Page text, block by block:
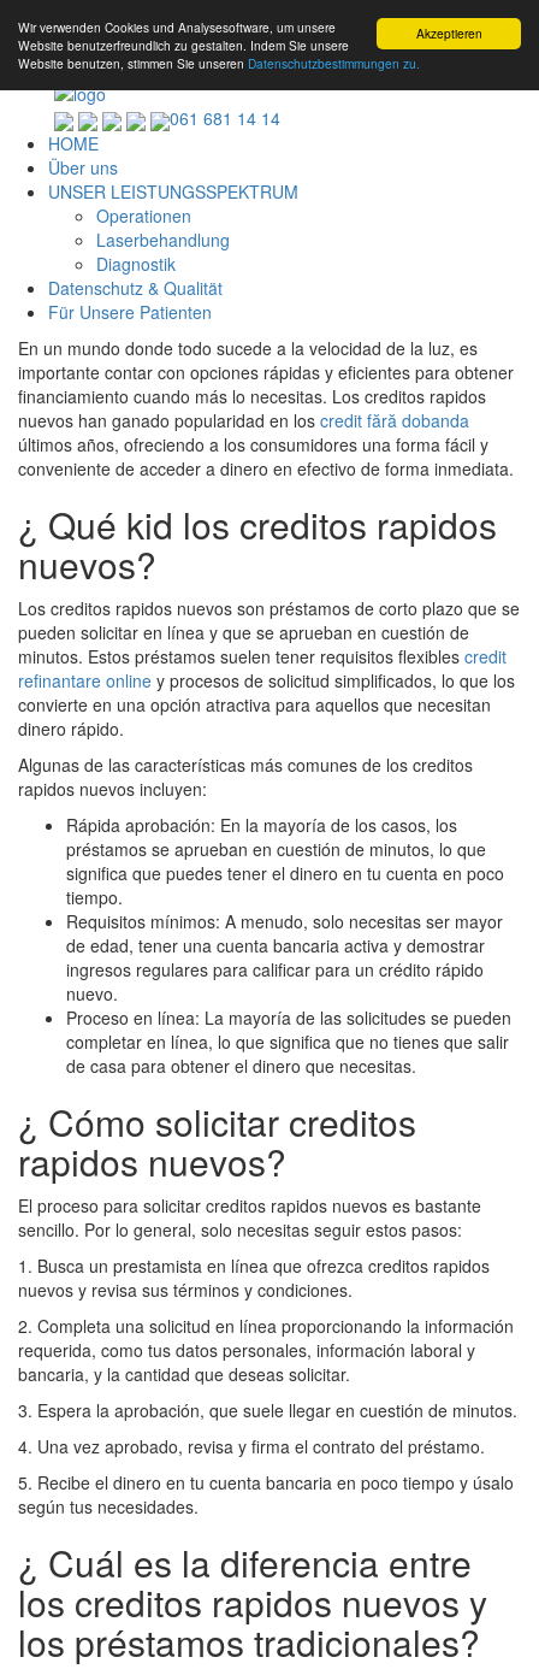
Akzeptieren
Wir verwenden Cookies und Analysesoftware, um unsere
Website benutzerfreundlich zu gestalten. Indem Sie unsere
Website benutzen, stimmen Sie unseren Datenschutzbestimmungen zu.
061 681 14 14
HOME
Über uns
UNSER LEISTUNGSSPEKTRUM
Operationen
Laserbehandlung
Diagnostik
Datenschutz & Qualität
Für Unsere Patienten
En un mundo donde todo sucede a la velocidad de la luz, es
importante contar con opciones rápidas y eficientes para obtener
financiamiento cuando más lo necesitas. Los creditos rapidos
nuevos han ganado popularidad en los credit fără dobanda
últimos años, ofreciendo a los consumidores una forma fácil y
conveniente de acceder a dinero en efectivo de forma inmediata.
¿ Qué kid los creditos rapidos
nuevos?
Los creditos rapidos nuevos son préstamos de corto plazo que se
pueden solicitar en línea y que se aprueban en cuestión de
minutos. Estos préstamos suelen tener requisitos flexibles credit
refinantare online y procesos de solicitud simplificados, lo que los
convierte en una opción atractiva para aquellos que necesitan
dinero rápido.
Algunas de las características más comunes de los creditos
rapidos nuevos incluyen:
Rápida aprobación: En la mayoría de los casos, los
préstamos se aprueban en cuestión de minutos, lo que
significa que puedes tener el dinero en tu cuenta en poco
tiempo.
Requisitos mínimos: A menudo, solo necesitas ser mayor
de edad, tener una cuenta bancaria activa y demostrar
ingresos regulares para calificar para un crédito rápido
nuevo.
Proceso en línea: La mayoría de las solicitudes se pueden
completar en línea, lo que significa que no tienes que salir
de casa para obtener el dinero que necesitas.
¿ Cómo solicitar creditos
rapidos nuevos?
El proceso para solicitar creditos rapidos nuevos es bastante
sencillo. Por lo general, solo necesitas seguir estos pasos:
1. Busca un prestamista en línea que ofrezca creditos rapidos
nuevos y revisa sus términos y condiciones.
2. Completa una solicitud en línea proporcionando la información
requerida, como tus datos personales, información laboral y
bancaria, y la cantidad que deseas solicitar.
3. Espera la aprobación, que suele llegar en cuestión de minutos.
4. Una vez aprobado, revisa y firma el contrato del préstamo.
5. Recibe el dinero en tu cuenta bancaria en poco tiempo y úsalo
según tus necesidades.
¿ Cuál es la diferencia entre
los creditos rapidos nuevos y
los préstamos tradicionales?